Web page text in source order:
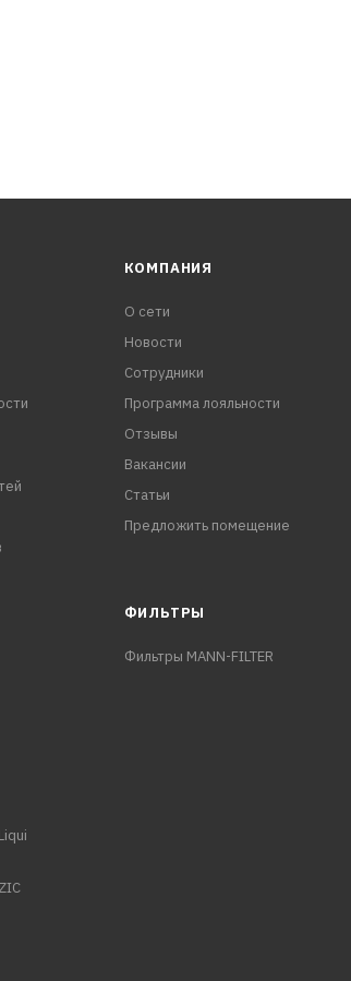
КОМПАНИЯ
О сети
Новости
Сотрудники
Программа лояльности
Отзывы
Вакансии
Статьи
Предложить помещение
ФИЛЬТРЫ
Фильтры MANN-FILTER